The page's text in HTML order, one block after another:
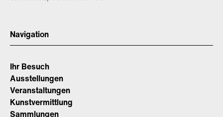
Navigation
Ihr Besuch
Ausstellungen
Veranstaltungen
Kunstvermittlung
Sammlungen